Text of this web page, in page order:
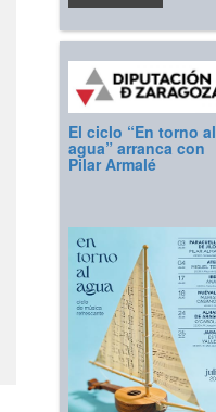
El ciclo “En torno al
agua” arranca con
Pilar Armalé